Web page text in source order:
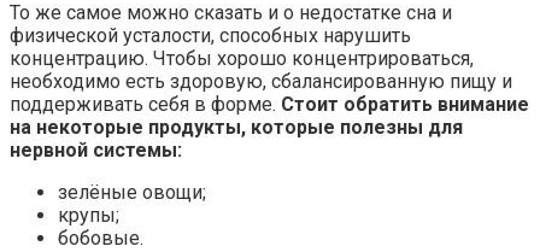
То же самое можно сказать и о недостатке сна и
физической усталости, способных нарушить
концентрацию. Чтобы хорошо концентрироваться,
необходимо есть здоровую, сбалансированную пищу и
поддерживать себя в форме. Стоит обратить внимание
на некоторые продукты, которые полезны для
нервной системы:
зелёные овощи;
крупы;
бобовые.